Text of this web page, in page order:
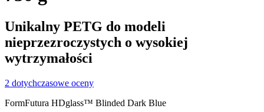
Unikalny PETG do modeli
nieprzezroczystych o wysokiej
wytrzymałości
2 dotychczasowe oceny
FormFutura HDglass™ Blinded Dark Blue